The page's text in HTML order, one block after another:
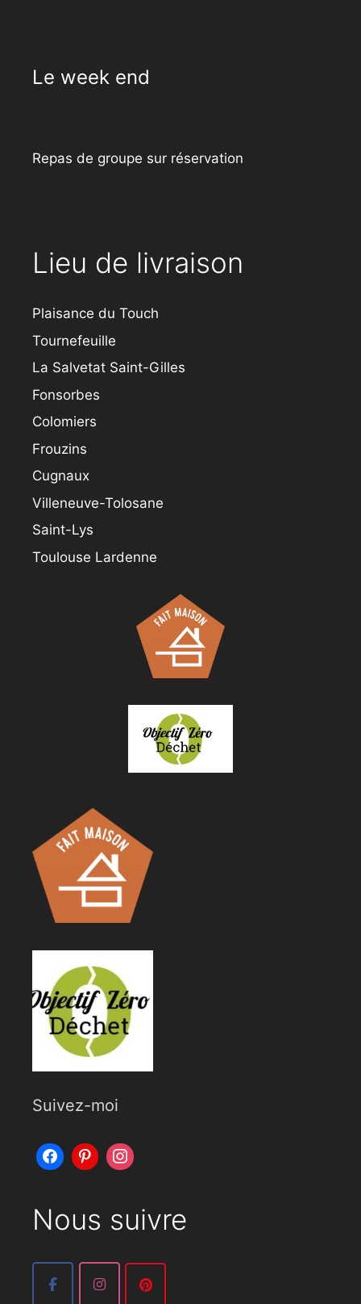
Le week end
Repas de groupe sur réservation
Lieu de livraison
Plaisance du Touch
Tournefeuille
La Salvetat Saint-Gilles
Fonsorbes
Colomiers
Frouzins
Cugnaux
Villeneuve-Tolosane
Saint-Lys
Toulouse Lardenne
Suivez-moi
Nous suivre